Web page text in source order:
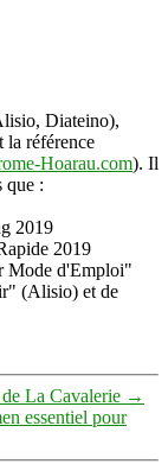
Diateino),
la référence
Hoarau.com). Il
que :
2019
2019
Mode d'Emploi"
(Alisio) et de
La Cavalerie →
essentiel pour